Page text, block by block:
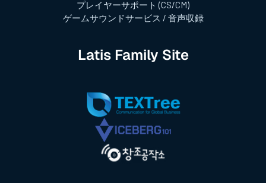
プレイヤーサポート (CS/CM)
ゲームサウンドサービス / 音声収録
Latis Family Site